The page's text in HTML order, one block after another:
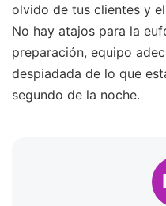
olvido de tus clientes y
No hay atajos para la
preparación, equipo
despiadada de lo que
segundo de la noche.